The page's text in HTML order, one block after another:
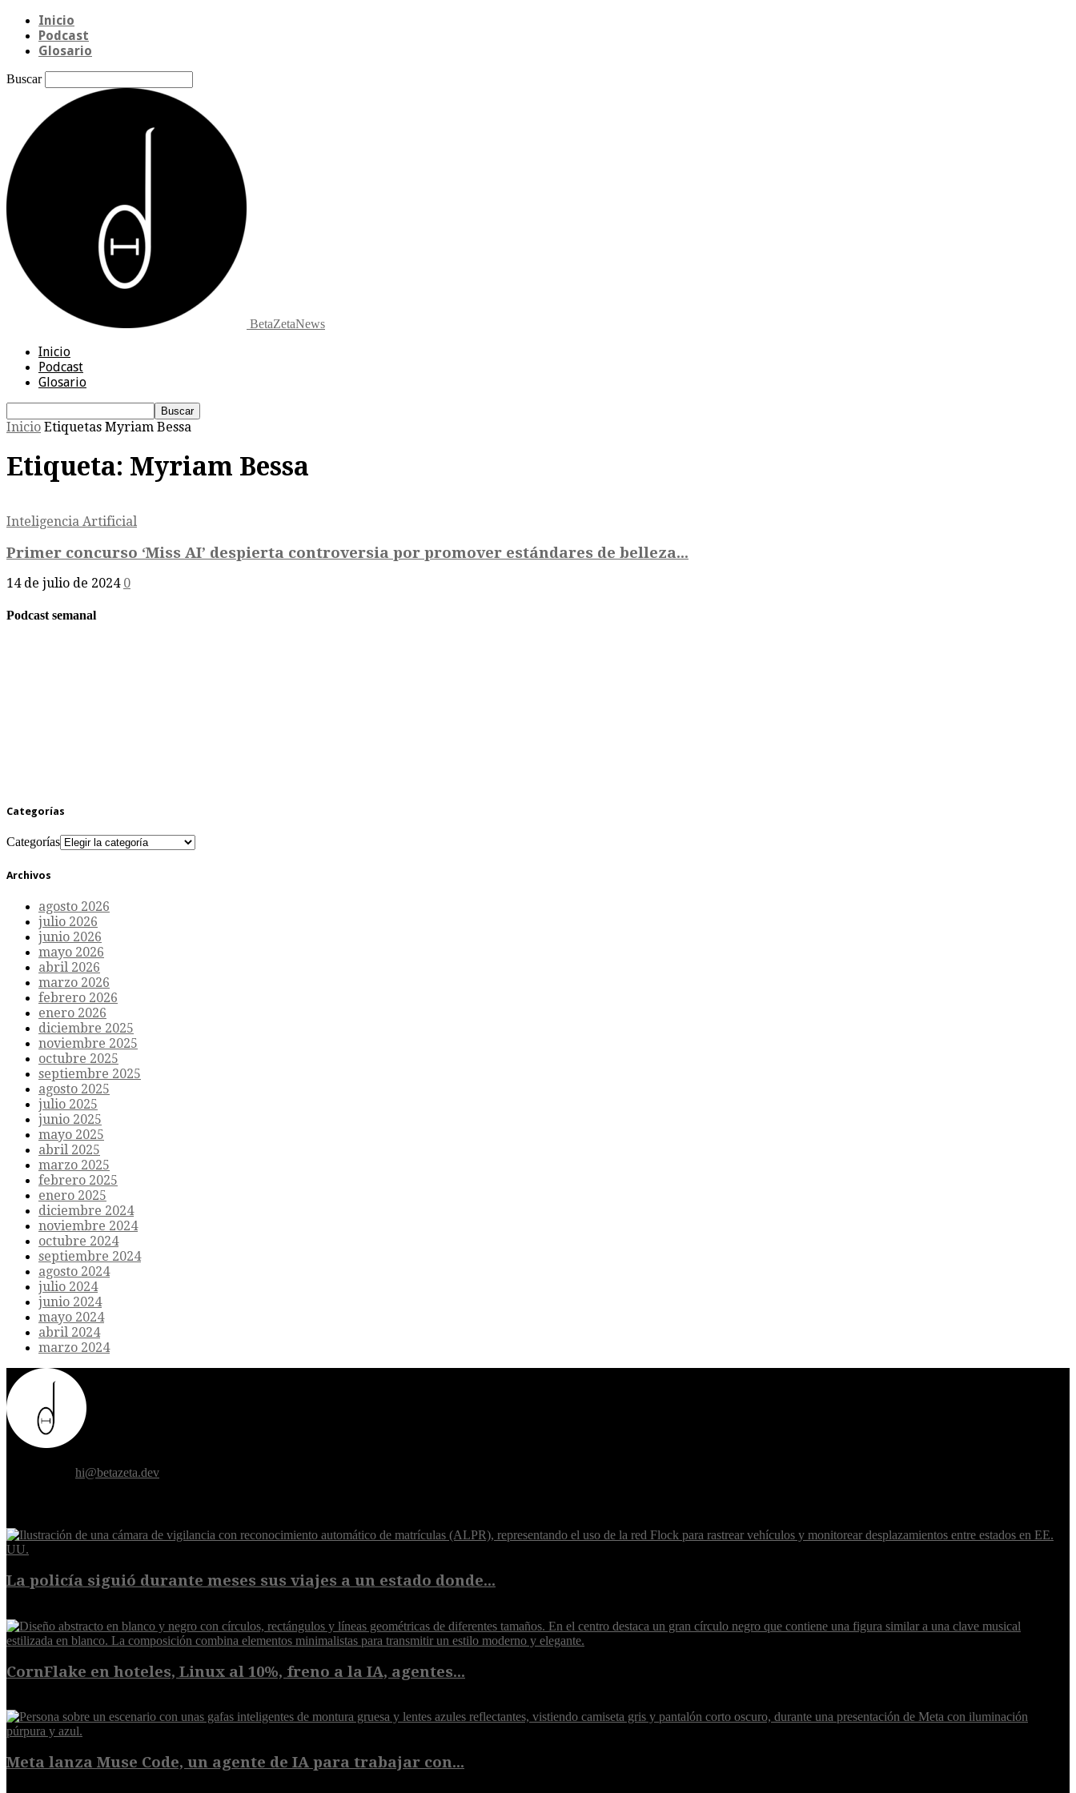
Inicio
Podcast
Glosario
Buscar
BetaZetaNews
Inicio
Podcast
Glosario
Inicio Etiquetas Myriam Bessa
Etiqueta: Myriam Bessa
Inteligencia Artificial
Primer concurso ‘Miss AI’ despierta controversia por promover estándares de belleza...
14 de julio de 2024 0
Podcast semanal
Categorías
Categorías
Archivos
agosto 2026
julio 2026
junio 2026
mayo 2026
abril 2026
marzo 2026
febrero 2026
enero 2026
diciembre 2025
noviembre 2025
octubre 2025
septiembre 2025
agosto 2025
julio 2025
junio 2025
mayo 2025
abril 2025
marzo 2025
febrero 2025
enero 2025
diciembre 2024
noviembre 2024
octubre 2024
septiembre 2024
agosto 2024
julio 2024
junio 2024
mayo 2024
abril 2024
marzo 2024
hi@betazeta.dev
La policía siguió durante meses sus viajes a un estado donde...
CornFlake en hoteles, Linux al 10%, freno a la IA, agentes...
Meta lanza Muse Code, un agente de IA para trabajar con...